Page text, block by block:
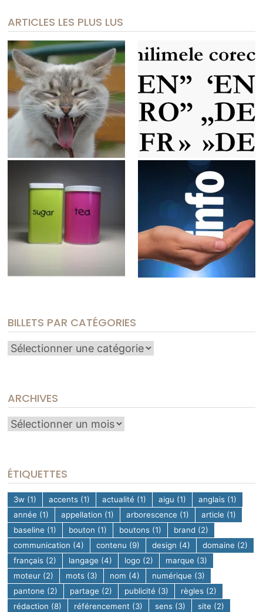
ARTICLES LES PLUS LUS
BILLETS PAR CATÉGORIES
Billets
ARCHIVES
Archives
ÉTIQUETTES
3w (1) accents (1) actualité (1) aigu (1) anglais (1)
année (1) appellation (1) arborescence (1) article (1)
baseline (1) bouton (1) boutons (1) brand (2)
communication (4) contenu (9) design (4) domaine (2)
français (2) langage (4) logo (2) marque (3)
moteur (2) mots (3) nom (4) numérique (3)
pantone (2) partage (2) publicité (3) règles (2)
rédaction (8) référencement (3) sens (3) site (2)